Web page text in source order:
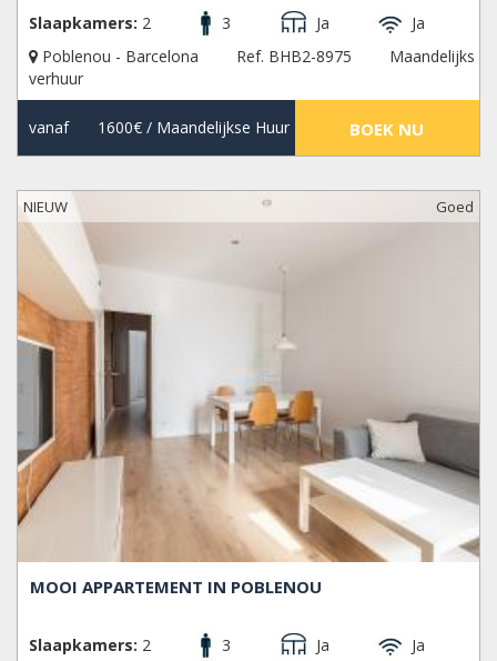
Slaapkamers: 2 3 Ja
Ja
Poblenou - Barcelona
Ref. BHB2-8975
Maandelijks
verhuur
vanaf 1600€/ Maandelijkse Huur BOEK NU
NIEUW Goed
MOOI APPARTEMENT IN POBLENOU
Slaapkamers: 2 3 Ja
Ja